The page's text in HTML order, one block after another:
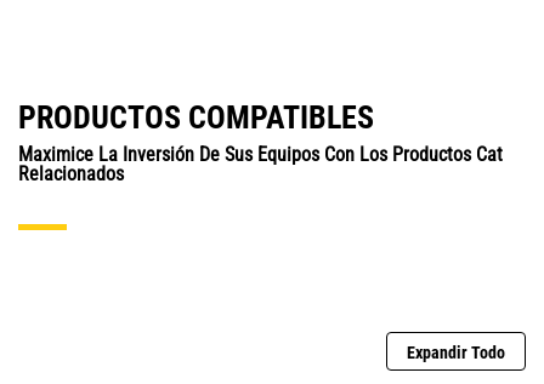
PRODUCTOS COMPATIBLES
Maximice La Inversión De Sus Equipos Con Los Productos Cat
Relacionados
Expandir Todo